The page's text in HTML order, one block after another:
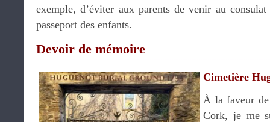
exemple, d’éviter aux parents de venir au
passeport des enfants.
Devoir de mémoire
Cimetière
À la faveur
Cork, je me